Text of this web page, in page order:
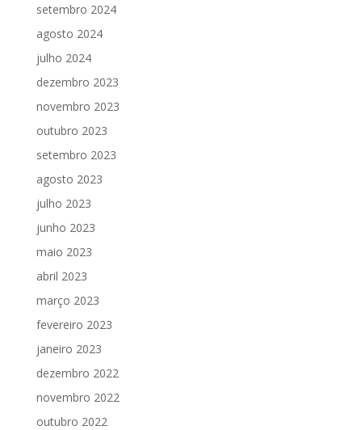
setembro 2024
agosto 2024
julho 2024
dezembro 2023
novembro 2023
outubro 2023
setembro 2023
agosto 2023
julho 2023
junho 2023
maio 2023
abril 2023
março 2023
fevereiro 2023
janeiro 2023
dezembro 2022
novembro 2022
outubro 2022